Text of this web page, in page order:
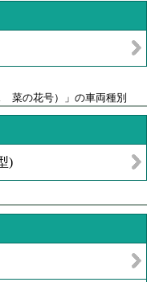
菜の花号）」の車両種別
)